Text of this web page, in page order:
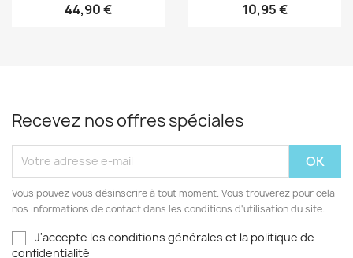
44,90 € 10,95 €
Recevez nos offres spéciales
Vous pouvez vous désinscrire à tout moment. Vous trouverez pour cela
nos informations de contact dans les conditions d'utilisation du site.
J'accepte les conditions générales et la politique de
confidentialité